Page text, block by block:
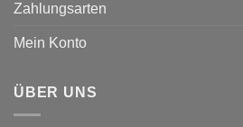
Zahlungsarten
Mein Konto
ÜBER UNS